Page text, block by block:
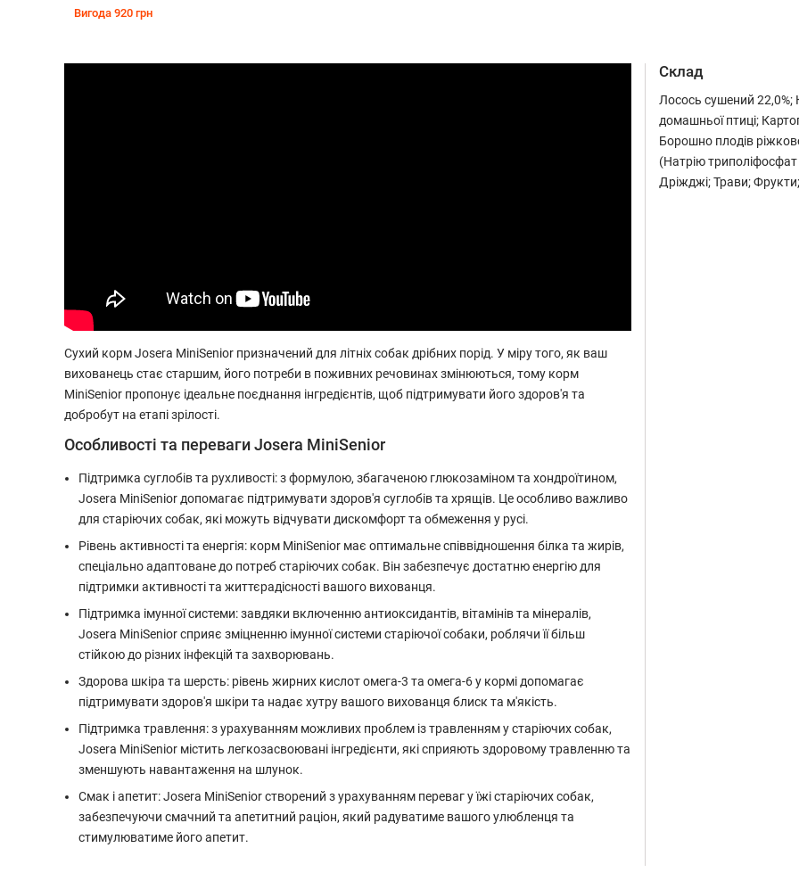
Вигода 920 грн
Сухий корм Josera MiniSenior призначений для літніх собак дрібних порід. У міру того, як ваш
вихованець стає старшим, його потреби в поживних речовинах змінюються, тому корм
MiniSenior пропонує ідеальне поєднання інгредієнтів, щоб підтримувати його здоров'я та
добробут на етапі зрілості.
Особливості та переваги Josera MiniSenior
Підтримка суглобів та рухливості: з формулою, збагаченою глюкозаміном та хондроїтином,
Josera MiniSenior допомагає підтримувати здоров'я суглобів та хрящів. Це особливо важливо
для старіючих собак, які можуть відчувати дискомфорт та обмеження у русі.
Рівень активності та енергія: корм MiniSenior має оптимальне співвідношення білка та жирів,
спеціально адаптоване до потреб старіючих собак. Він забезпечує достатню енергію для
підтримки активності та життєрадісності вашого вихованця.
Підтримка імунної системи: завдяки включенню антиоксидантів, вітамінів та мінералів,
Josera MiniSenior сприяє зміцненню імунної системи старіючої собаки, роблячи її більш
стійкою до різних інфекцій та захворювань.
Здорова шкіра та шерсть: рівень жирних кислот омега-3 та омега-6 у кормі допомагає
підтримувати здоров'я шкіри та надає хутру вашого вихованця блиск та м'якість.
Підтримка травлення: з урахуванням можливих проблем із травленням у старіючих собак,
Josera MiniSenior містить легкозасвоювані інгредієнти, які сприяють здоровому травленню та
зменшують навантаження на шлунок.
Смак і апетит: Josera MiniSenior створений з урахуванням переваг у їжі старіючих собак,
забезпечуючи смачний та апетитний раціон, який радуватиме вашого улюбленця та
стимулюватиме його апетит.
Склад
Лосось сушений
домашньої птиці;
Борошно плодів
(Натрію
Дріжджі; Трави;